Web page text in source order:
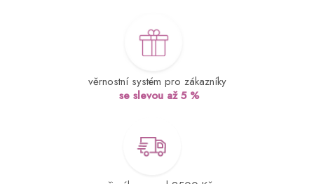
věrnostní systém pro zákazníky
se slevou až 5 %